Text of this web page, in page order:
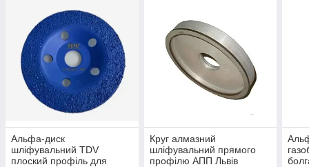
Альфа-диск
шліфувальний TDV
плоский профіль для
Круг алмазний
шліфувальний прямого
профілю АПП Львів